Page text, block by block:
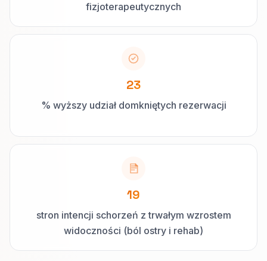
fizjoterapeutycznych
23
% wyższy udział domkniętych rezerwacji
19
stron intencji schorzeń z trwałym wzrostem
widoczności (ból ostry i rehab)